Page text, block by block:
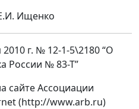
Ищенко
г. № 12-1-5\2180 “О
России № 83-Т”
сайте Ассоциации
(http://www.arb.ru)